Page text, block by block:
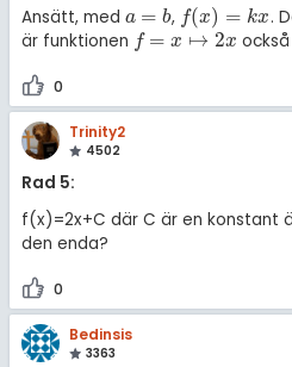
Ansätt, med a = b
a=b , f(x) = kx
f(x)= kx .
är funktionen f = x ↦ 2x
f=x↦2 x
0
Trinity2
4502
Rad 5:
f(x)=2x+C där C är en konstant
den enda?
0
Bedinsis
3363